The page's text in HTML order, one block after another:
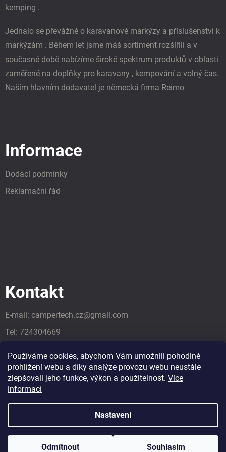
Používáme cookies, abychom Vám umožnili pohodlné
prohlížení webu a díky analýze provozu webu neustále
zlepšovali jeho funkce, výkon a použitelnost. Více
informací
Nastavení
Odmítnout Souhlasím
s
u
kemping .
Jednalo se převážně o karavanové markýzy a příslušenství k
markýzám . Během let jsme máš sortiment rozšířili a v
současné době nabízíme široké spektrum produktů v oblasti
zaměřené na doplňky pro karavany , kempování a volný čas.
Naším hlavním dodavatel je německá firma Reimo
Informace
Dodací podmínky
Reklamační řád
Kontakt
E-mail: campertech.cz@gmail.com
Tel: 724304669